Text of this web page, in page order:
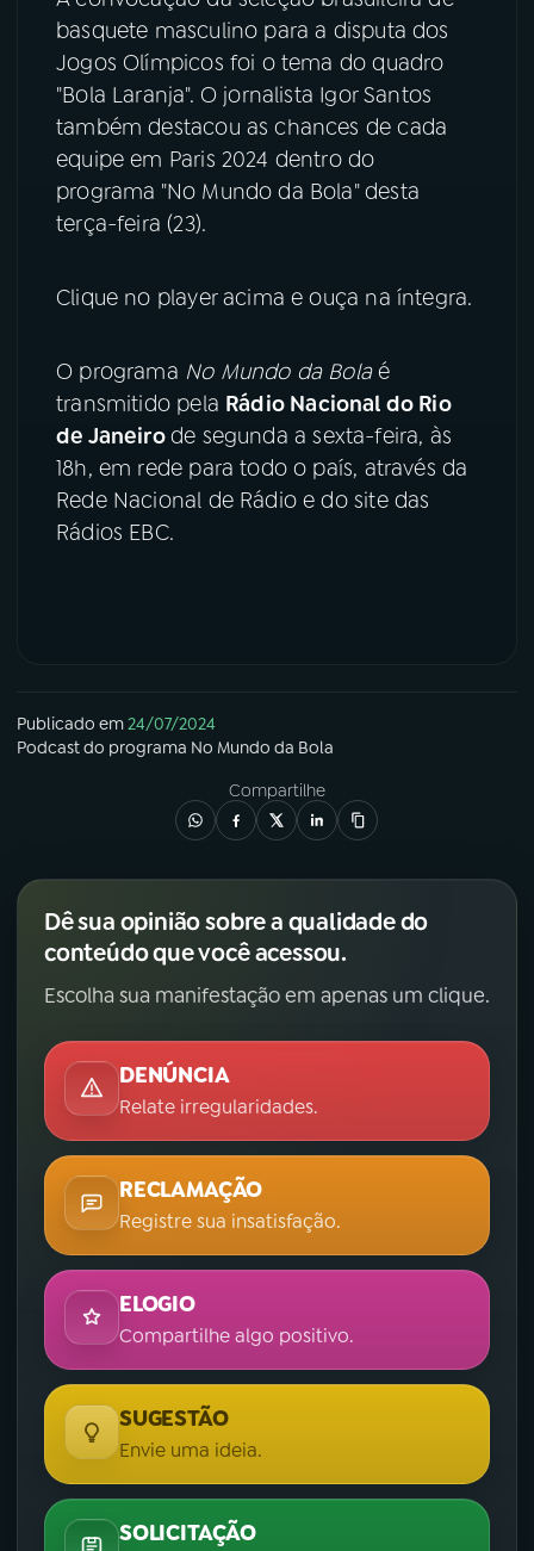
YouTube Facebook
Instagram X
TikTok
basquete masculino para a disputa dos
Jogos Olímpicos foi o tema do quadro
"Bola Laranja". O jornalista Igor Santos
também destacou as chances de cada
equipe em Paris 2024 dentro do
programa "No Mundo da Bola" desta
terça-feira (23).
Clique no player acima e ouça na íntegra.
O programa No Mundo da Bolaé
transmitido pela Rádio Nacional do Rio
de Janeirode segunda a sexta-feira, às
18h, em rede para todo o país, através da
Rede Nacional de Rádio e do site das
Rádios EBC.
Publicado em24/07/2024
Podcastdo programa No Mundo da Bola
Compartilhe
Dê sua opinião sobre a qualidade do
conteúdo que você acessou.
Escolha sua manifestação em apenas um clique.
DENÚNCIA
Relate irregularidades.
RECLAMAÇÃO
Registre sua insatisfação.
ELOGIO
Compartilhe algo positivo.
SUGESTÃO
Envie uma ideia.
SOLICITAÇÃO